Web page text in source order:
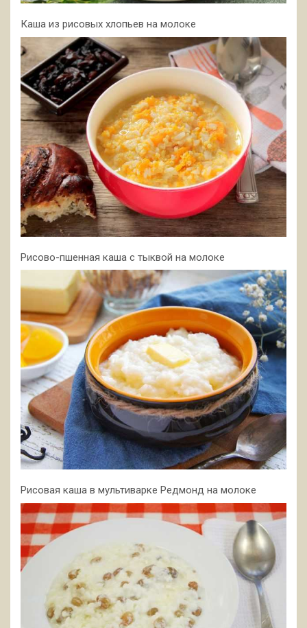
Каша из рисовых хлопьев на молоке
Рисово-пшенная каша с тыквой на молоке
Рисовая каша в мультиварке Редмонд на молоке